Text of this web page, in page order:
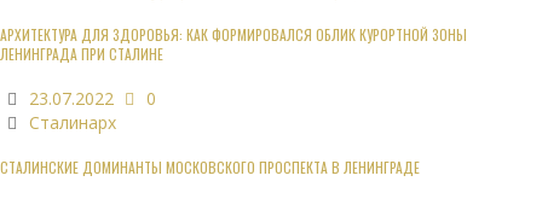
АРХИТЕКТУРА ДЛЯ ЗДОРОВЬЯ: КАК ФОРМИРОВАЛСЯ ОБЛИК КУРОРТНОЙ ЗОНЫ
ЛЕНИНГРАДА ПРИ СТАЛИНЕ
23.07.2022
0
Сталинарх
СТАЛИНСКИЕ ДОМИНАНТЫ МОСКОВСКОГО ПРОСПЕКТА В ЛЕНИНГРАДЕ